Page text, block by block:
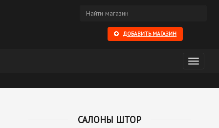
ДОБАВИТЬ МАГАЗИН
Открыть
САЛОНЫ ШТОР